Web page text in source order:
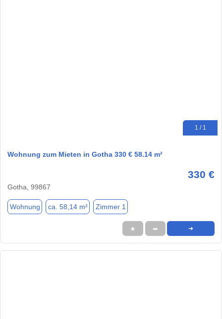
1 / 1
Wohnung zum Mieten in Gotha 330 € 58.14 m²
330 €
Gotha, 99867
Wohnung ca. 58,14 m² Zimmer 1
★ ➦ ➜